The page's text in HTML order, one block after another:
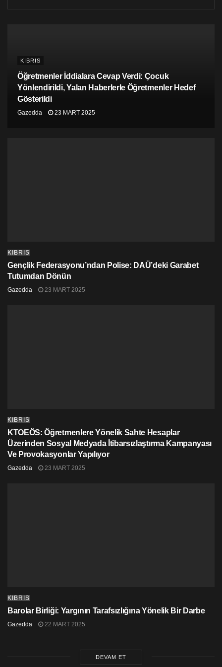
KIBRIS
Öğretmenler İddialara Cevap Verdi: Çocuk
Yönlendirildi, Yalan Haberlerle Öğretmenler Hedef
Gösterildi
Gazedda 23 MART 2025
KIBRIS
Gençlik Federasyonu’ndan Polise: DAÜ’deki Garabet
Tutumdan Dönün
Gazedda 23 MART 2025
KIBRIS
KTOEÖS: Öğretmenlere Yönelik Sahte Hesaplar
Üzerinden Sosyal Medyada İtibarsızlaştırma Kampanyası
Ve Provokasyonlar Yapılıyor
Gazedda 23 MART 2025
KIBRIS
Barolar Birliği: Yargının Tarafsızlığına Yönelik Bir Darbe
Gazedda 22 MART 2025
DEVAM ET